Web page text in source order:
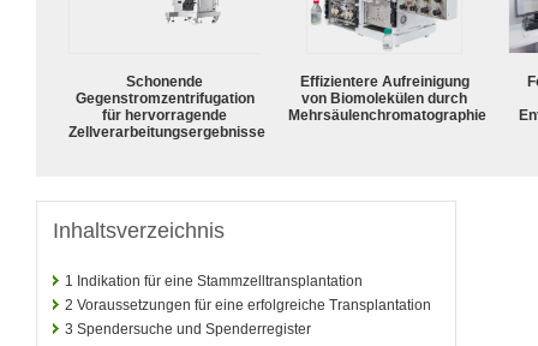
Schonende
Gegenstromzentrifugation
für hervorragende
Zellverarbeitungsergebnisse
Effizientere Aufreinigung
von Biomolekülen durch
Mehrsäulenchromatographie
Inhaltsverzeichnis
1 Indikation für eine Stammzelltransplantation
2 Voraussetzungen für eine erfolgreiche Transplantation
3 Spendersuche und Spenderregister